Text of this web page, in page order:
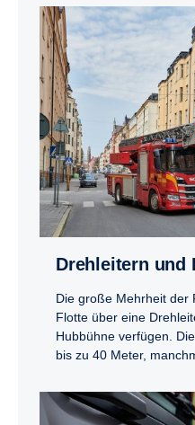
Drehlei­tern
Die große Mehrheit der
Flotte über eine
Hubbühne verfügen.
bis zu 40 Meter,